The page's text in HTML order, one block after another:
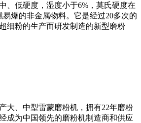
、低硬度，湿度小于6%，莫氏硬度在
易爆的非金属物料。它是经过20多次的
细粉的生产而研发制造的新型磨粉
大、中型雷蒙磨粉机，拥有22年磨粉
成为中国领先的磨粉机制造商和供应